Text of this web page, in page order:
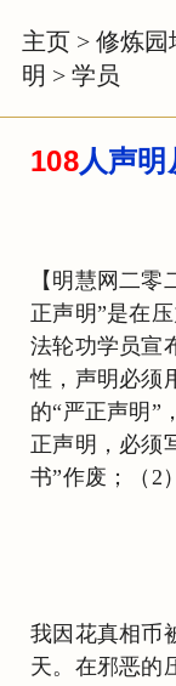
主页 > 修炼园
明 > 学员
108人声明
【明慧网二
正声明”是在
法轮功学员宣
性，声明必须
的“严正声明”
正声明，必须
书”作废；（2
我因花真相币
天。在邪恶的